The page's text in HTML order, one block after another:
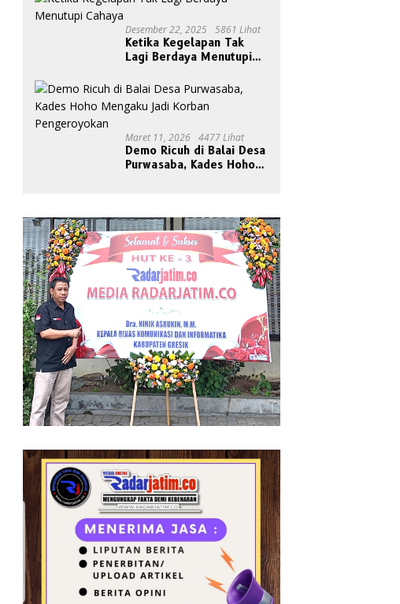
Desember 22, 2025 5861 Lihat
Ketika Kegelapan Tak
Lagi Berdaya Menutupi
Maret 11, 2026 4477 Lihat
Demo Ricuh di Balai Desa
Purwasaba, Kades Hoho